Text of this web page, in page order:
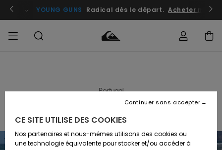
Se connecter / s'inscrire
YOUNG GUNS Radical dès le départ. Acheter
Chaussures
& Tongs
Chaussures
& Tongs
FEMME
A
Découvrir
Homme
Surf
Shop
Enfant
Homme
Snow
Shop
Enfant
Enfant
Retours
Portugal
MOANA SURF SCHOOL
CE SITE UTILISE DES COOKIES
Nos partenaires et nous-mêmes utilisons des cookies ou
une technologie équivalente pour stocker et/ou accéder à
Continuer sans accepter